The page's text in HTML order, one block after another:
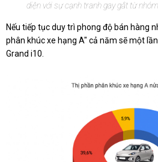
diện với sự cạnh tranh gay gắt từ
Nếu tiếp tục duy trì phong độ bán hàng
phân khúc xe hạng A" cả năm sẽ một
Grand i10.